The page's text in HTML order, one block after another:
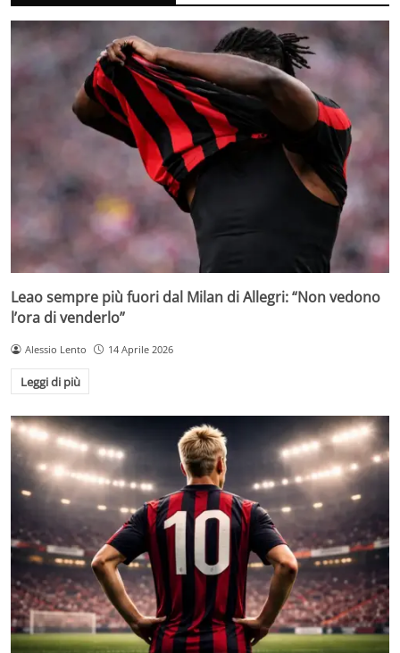
Leao sempre più fuori dal Milan di Allegri: “Non vedono
l’ora di venderlo”
Alessio Lento 14 Aprile 2026
Leggi di più